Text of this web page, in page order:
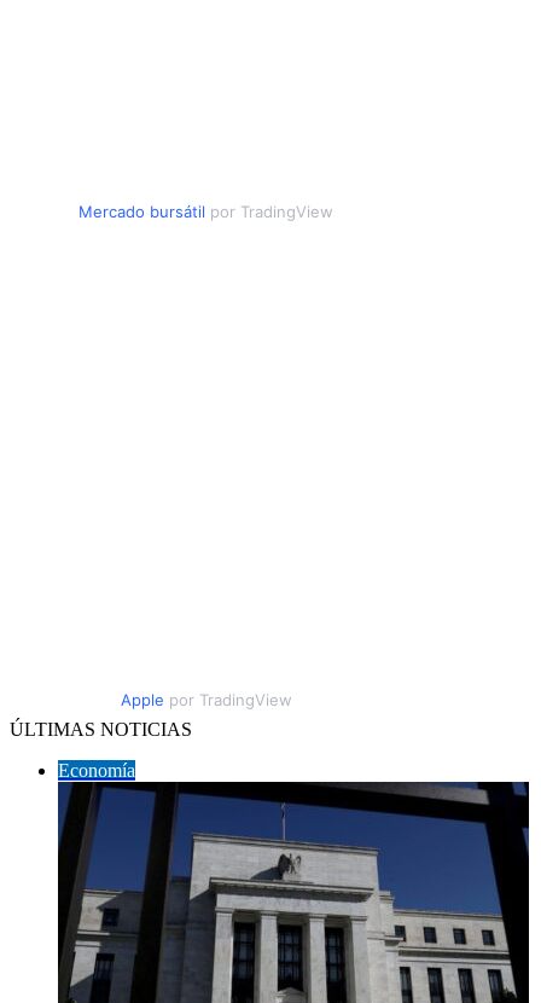
Mercado bursátil por TradingView
Apple por TradingView
ÚLTIMAS NOTICIAS
Economía